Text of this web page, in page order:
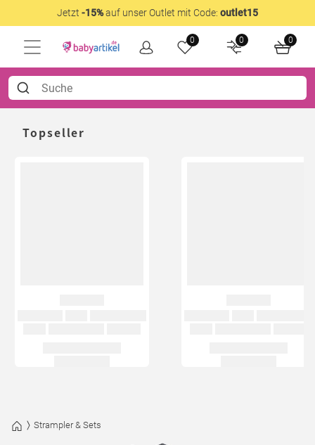
Jetzt -15%auf unser Outlet mit Code: outlet15
0 0 0
Topseller
Strampler & Sets